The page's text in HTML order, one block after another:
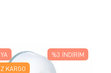
KARGO
%3 İNDIRIM